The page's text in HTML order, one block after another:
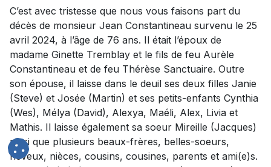
C’est avec tristesse que nous vous faisons part du
décès de monsieur Jean Constantineau survenu le 25
avril 2024, à l’âge de 76 ans. Il était l’époux de
madame Ginette Tremblay et le fils de feu Aurèle
Constantineau et de feu Thérèse Sanctuaire. Outre
son épouse, il laisse dans le deuil ses deux filles Janie
(Steve) et Josée (Martin) et ses petits-enfants Cynthia
(Wes), Mélya (David), Alexya, Maéli, Alex, Livia et
Mathis. Il laisse également sa soeur Mireille (Jacques)
ainsi que plusieurs beaux-frères, belles-soeurs,
neveux, nièces, cousins, cousines, parents et ami(e)s.